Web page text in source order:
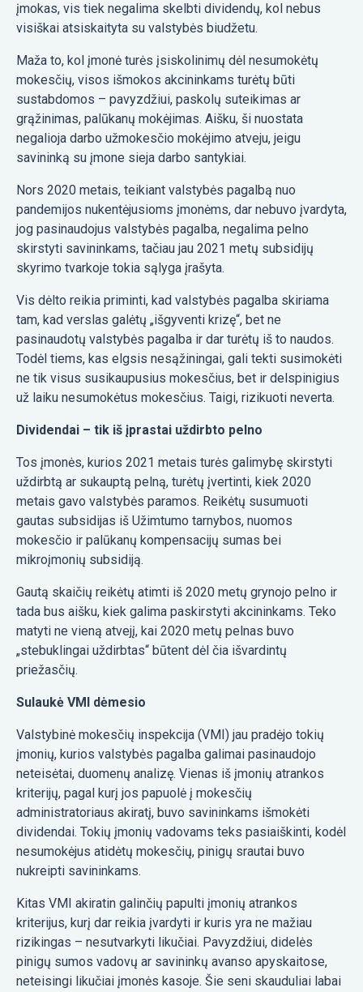
įmokas, vis tiek negalima skelbti dividendų, kol nebus
visiškai atsiskaityta su valstybės biudžetu.
Maža to, kol įmonė turės įsiskolinimų dėl nesumokėtų
mokesčių, visos išmokos akcininkams turėtų būti
sustabdomos – pavyzdžiui, paskolų suteikimas ar
grąžinimas, palūkanų mokėjimas. Aišku, ši nuostata
negalioja darbo užmokesčio mokėjimo atveju, jeigu
savininką su įmone sieja darbo santykiai.
Nors 2020 metais, teikiant valstybės pagalbą nuo
pandemijos nukentėjusioms įmonėms, dar nebuvo įvardyta,
jog pasinaudojus valstybės pagalba, negalima pelno
skirstyti savininkams, tačiau jau 2021 metų subsidijų
skyrimo tvarkoje tokia sąlyga įrašyta.
Vis dėlto reikia priminti, kad valstybės pagalba skiriama
tam, kad verslas galėtų „išgyventi krizę“, bet ne
pasinaudotų valstybės pagalba ir dar turėtų iš to naudos.
Todėl tiems, kas elgsis nesąžiningai, gali tekti susimokėti
ne tik visus susikaupusius mokesčius, bet ir delspinigius
už laiku nesumokėtus mokesčius. Taigi, rizikuoti neverta.
Dividendai – tik iš įprastai uždirbto pelno
Tos įmonės, kurios 2021 metais turės galimybę skirstyti
uždirbtą ar sukauptą pelną, turėtų įvertinti, kiek 2020
metais gavo valstybės paramos. Reikėtų susumuoti
gautas subsidijas iš Užimtumo tarnybos, nuomos
mokesčio ir palūkanų kompensacijų sumas bei
mikroįmonių subsidiją.
Gautą skaičių reikėtų atimti iš 2020 metų grynojo pelno ir
tada bus aišku, kiek galima paskirstyti akcininkams. Teko
matyti ne vieną atvejį, kai 2020 metų pelnas buvo
„stebuklingai uždirbtas“ būtent dėl čia išvardintų
priežasčių.
Sulaukė VMI dėmesio
Valstybinė mokesčių inspekcija (VMI) jau pradėjo tokių
įmonių, kurios valstybės pagalba galimai pasinaudojo
neteisėtai, duomenų analizę. Vienas iš įmonių atrankos
kriterijų, pagal kurį jos papuolė į mokesčių
administratoriaus akiratį, buvo savininkams išmokėti
dividendai. Tokių įmonių vadovams teks pasiaiškinti, kodėl
nesumokėjus atidėtų mokesčių, pinigų srautai buvo
nukreipti savininkams.
Kitas VMI akiratin galinčių papulti įmonių atrankos
kriterijus, kurį dar reikia įvardyti ir kuris yra ne mažiau
rizikingas – nesutvarkyti likučiai. Pavyzdžiui, didelės
pinigų sumos vadovų ar savininkų avanso apyskaitose,
neteisingi likučiai įmonės kasoje. Šie seni skauduliai labai